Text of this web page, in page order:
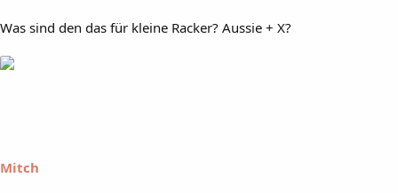
Was sind den das für kleine Racker? Aussie + X?
Mitch